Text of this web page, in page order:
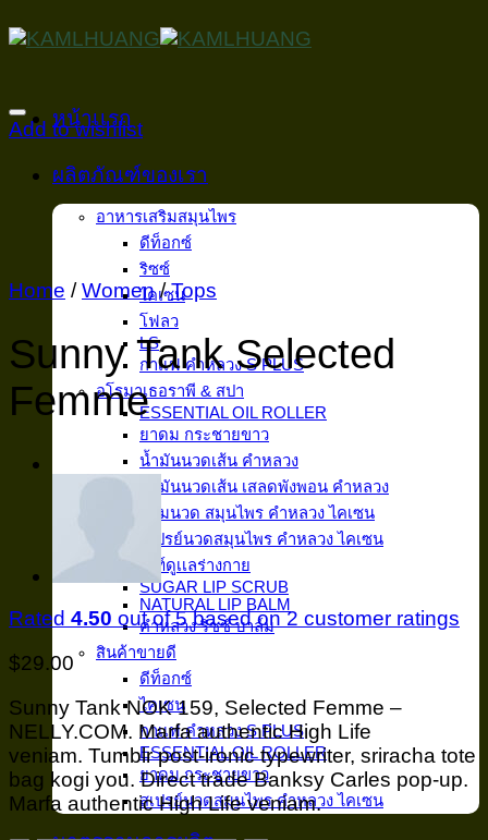
to
หน้าเเรก
ผลิตภัณฑ์ของเรา
อาหารเสริมสมุนไพร
ดีท็อกซ์
ริซซ์
ไคเซน
โฟลว
LS
กาเเฟ คำหลวง S PLUS
อโรมาเธอราพี & สปา
ESSENTIAL OIL ROLLER
ยาดม กระชายขาว
น้ำมันนวดเส้น คำหลวง
น้ำมันนวดเส้น เสลดพังพอน คำหลวง
ครีมนวด สมุนไพร คำหลวง ไคเซน
สเปรย์นวดสมุนไพร คำหลวง ไคเซน
ผลิตภัณฑ์ดูเเลร่างกาย
SUGAR LIP SCRUB
NATURAL LIP BALM
คำหลวง ริซซ์ บาล์ม
สินค้าขายดี
ดีท็อกซ์
ไคเซน
กาเเฟ คำหลวง S PLUS
ESSENTIAL OIL ROLLER
ยาดม กระชายขาว
สเปรย์นวดสมุนไพร คำหลวง ไคเซน
Add to wishlist
Home / Women / Tops
Sunny Tank Selected
Femme
Rated 4.50 out of 5 based on2 customer ratings
$29.00
Sunny Tank NOK 159, Selected Femme –
NELLY.COM. Marfa authentic High Life
veniam. Tumblr post-ironic typewriter, sriracha tote
bag kogi you. Direct trade Banksy Carles pop-up.
Marfa authentic High Life veniam.